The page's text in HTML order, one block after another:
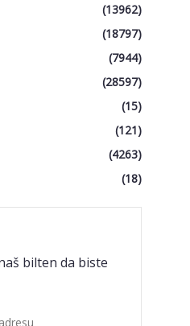
(13962)
(18797)
(7944)
(28597)
(15)
(121)
(4263)
(18)
bilten da biste